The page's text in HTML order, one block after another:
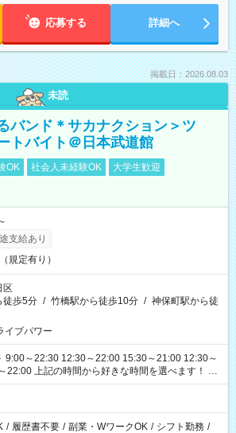
応募する 詳細へ
掲載日：2026.08.03
未読
バンド＊サカナクション＞ツ
トバイト＠日本武道館
OK 社会人未経験OK
大学生歓迎
支給あり
規定有り）
区
徒歩5分 / 竹橋駅から徒歩10分 / 神保町駅から徒
イブパワー
9:00～22:30 12:30～22:00 15:30～21:00 12:30～
時間を選べます！ ※
なる可能性があります
/ 履歴書不要 / 副業・WワークOK / シフト勤務 /